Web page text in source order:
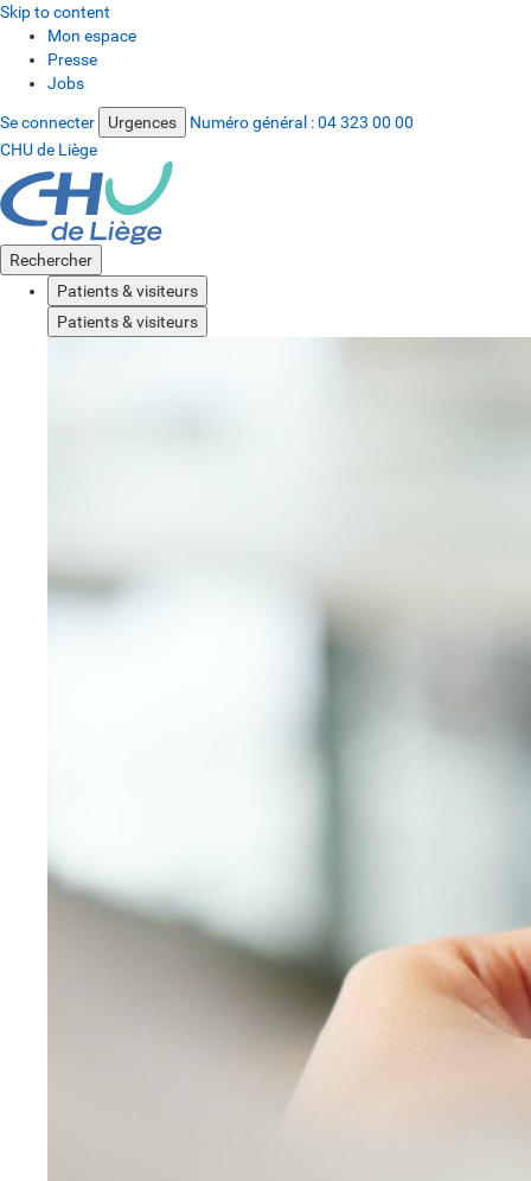
Skip to content
Mon espace
Presse
Jobs
Se connecter Urgences Numéro général :04 323 00 00
CHU de Liège
Rechercher
Patients & visiteurs
Patients & visiteurs